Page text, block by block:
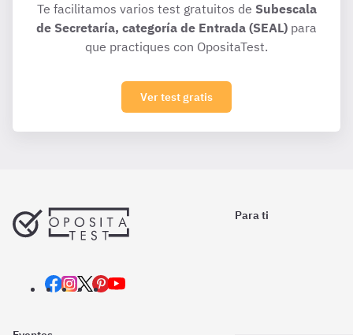
Te facilitamos varios test gratuitos de Subescala
de Secretaría, categoría de Entrada (SEAL) para
que practiques con OpositaTest.
Ver test gratis
Para ti